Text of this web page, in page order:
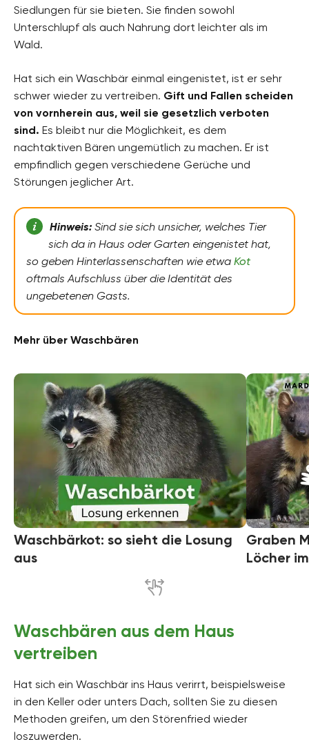
Siedlungen für sie bieten. Sie finden sowohl
Unterschlupf als auch Nahrung dort leichter als im
Wald.
Hat sich ein Waschbär einmal eingenistet, ist er sehr
schwer wieder zu vertreiben. Gift und Fallen scheiden
von vornherein aus, weil sie gesetzlich verboten
sind. Es bleibt nur die Möglichkeit, es dem
nachtaktiven Bären ungemütlich zu machen. Er ist
empfindlich gegen verschiedene Gerüche und
Störungen jeglicher Art.
Hinweis:Sind sie sich unsicher, welches Tier
sich da in Haus oder Garten eingenistet hat,
so geben Hinterlassenschaften wie etwa Kot
oftmals Aufschluss über die Identität des
ungebetenen Gasts.
Mehr über Waschbären
Waschbärkot: so sieht die Losung
aus
Graben
Löcher
Waschbären aus dem Haus
vertreiben
Hat sich ein Waschbär ins Haus verirrt, beispielsweise
in den Keller oder unters Dach, sollten Sie zu diesen
Methoden greifen, um den Störenfried wieder
loszuwerden.